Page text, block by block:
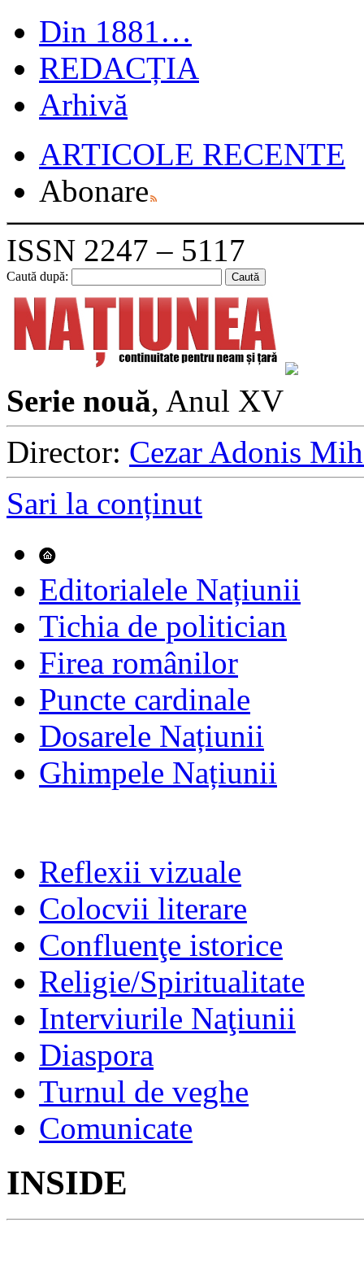
Din 1881…
REDACȚIA
Arhivă
ARTICOLE RECENTE
Abonare
ISSN 2247 – 5117
Caută după:
Serie nouă, Anul XV
Director: Cezar Adonis
Sari la conținut
Editorialele Națiunii
Tichia de politician
Firea românilor
Puncte cardinale
Dosarele Națiunii
Ghimpele Națiunii
Reflexii vizuale
Colocvii literare
Confluenţe istorice
Religie/Spiritualitate
Interviurile Naţiunii
Diaspora
Turnul de veghe
Comunicate
INSIDE